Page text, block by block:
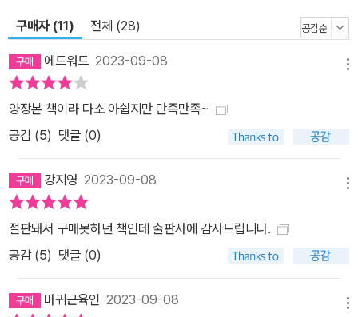
구매자 (11) 전체 (28)
에드워드 2023-09-08
양장본 책이라 다소 아쉽지만 만족만족~
공감 (5) 댓글 (0)
강지영 2023-09-08
절판돼서 구매못하던 책인데 출판사에 감사드립니다.
공감 (5) 댓글 (0)
마귀근육인 2023-09-08